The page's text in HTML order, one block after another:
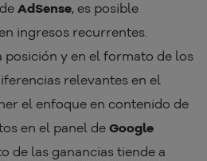
AdSense, es posible
ingresos recurrentes.
posición y en el formato de los
relevantes en el
el enfoque en contenido de
en el panel de Google
de las ganancias tiende a